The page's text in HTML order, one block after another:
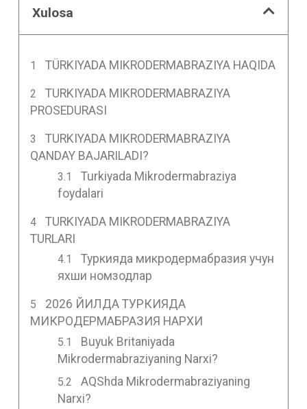
Xulosa
TÜRKIYADA MIKRODERMABRAZIYA HAQIDA
TURKIYADA MIKRODERMABRAZIYA
PROSEDURASI
TURKIYADA MIKRODERMABRAZIYA
QANDAY BAJARILADI?
Turkiyada Mikrodermabraziya
foydalari
TURKIYADA MIKRODERMABRAZIYA
TURLARI
Туркияда микродермабразия учун
яхши номзодлар
2026 ЙИЛДА ТУРКИЯДА
МИКРОДЕРМАБРАЗИЯ НАРХИ
Buyuk Britaniyada
Mikrodermabraziyaning Narxi?
AQShda Mikrodermabraziyaning
Narxi?